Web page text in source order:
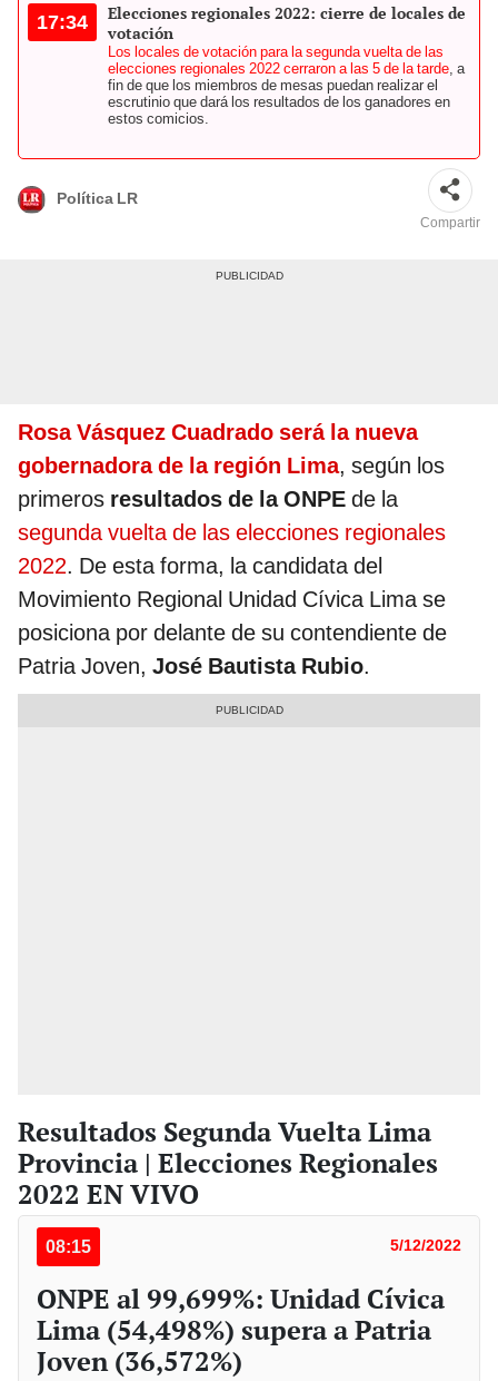
17:34
Elecciones regionales 2022: cierre de locales de
votación
Los locales de votación para la segunda vuelta de las
elecciones regionales 2022 cerraron a las 5 de la tarde , a
fin de que los miembros de mesas puedan realizar el
escrutinio que dará los resultados de los ganadores en
estos comicios.
Política LR
Compartir
Rosa Vásquez Cuadrado será la nueva
gobernadora de la región Lima, según los
primeros resultados de la ONPE de la
segunda vuelta de las elecciones regionales
2022. De esta forma, la candidata del
Movimiento Regional Unidad Cívica Lima se
posiciona por delante de su contendiente de
Patria Joven, José Bautista Rubio.
Resultados Segunda Vuelta Lima
Provincia | Elecciones Regionales
2022 EN VIVO
08:15 5/12/2022
ONPE al 99,699%: Unidad Cívica
Lima (54,498%) supera a Patria
Joven (36,572%)